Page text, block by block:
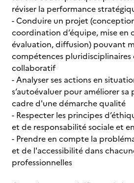
réviser la performance
- Conduire un projet
coordination d’équipe, mise
évaluation, diffusion) pouvant
compétences pluridisciplinaires
collaboratif
- Analyser ses actions en
s’autoévaluer pour améliorer
cadre d'une démarche qualité
- Respecter les principes
et de responsabilité sociale et
- Prendre en compte la
et de l'accessibilité dans
professionnelles